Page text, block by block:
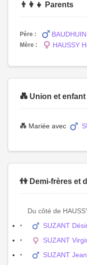
👨‍👩‍👧 Parents
Père :
Mère : HAUSSY
💑 Union et enfant
💑 Mariée avec
👫 Demi-frères et
Du côté de
SUZANT
SUZANT
SUZANT